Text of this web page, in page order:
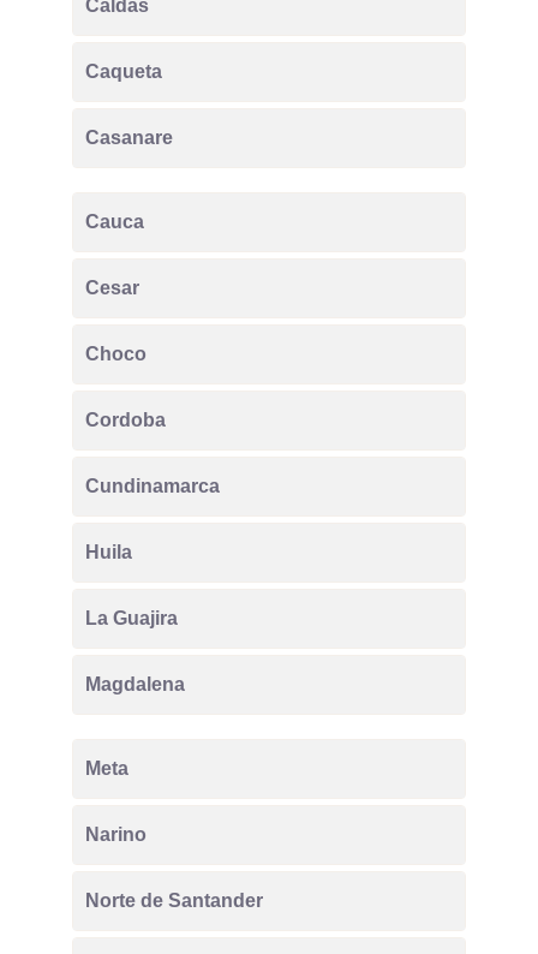
Caldas
Caqueta
Casanare
Cauca
Cesar
Choco
Cordoba
Cundinamarca
Huila
La Guajira
Magdalena
Meta
Narino
Norte de Santander